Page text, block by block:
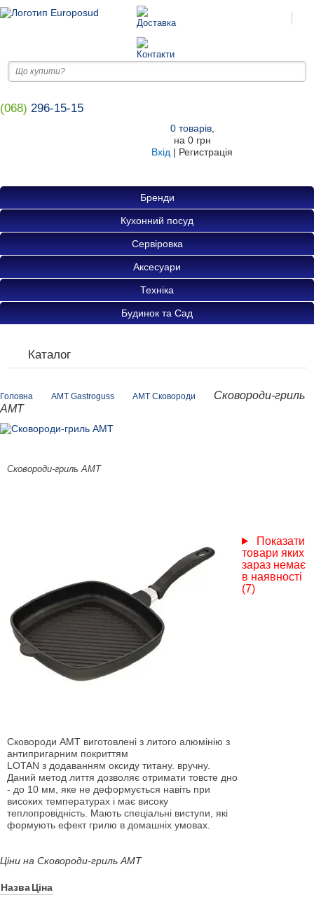
(068) 296-15-15
0товарів,
на 0 грн
Вхід | Регистрація
Бренди
Кухонний посуд
Сервіровка
Аксесуари
Техніка
Будинок та Сад
Каталог
Головна AMT Gastroguss AMT Сковороди
Сковороди-гриль
АМТ
Сковороди-гриль АМТ
Сковороди АМТ виготовлені з литого алюмінію з
антипригарним покриттям
LOTAN з додаванням оксиду титану. вручну.
Даний метод лиття дозволяє отримати товсте дно
- до 10 мм, яке не деформується навіть при
високих температурах і має високу
теплопровідність. Мають спеціальні виступи, які
формують ефект грилю в домашніх умовах.
Показати
товари яких
зараз немає
в наявності
(7)
Ціни на Сковороди-гриль АМТ
НазваЦіна